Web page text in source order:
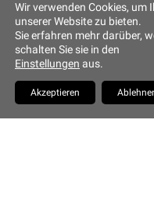
Copyrights Hotel Münchner
Hof
Wir verwenden Cookies,
unserer Website zu bieten.
Sie erfahren mehr darüber,
schalten Sie sie in den
Einstellungen aus.
Akzeptieren